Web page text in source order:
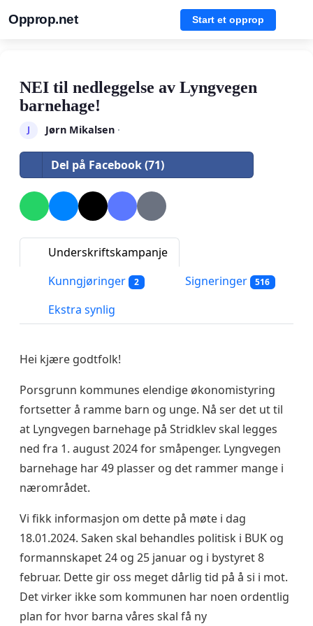
Opprop.net Start et opprop
NEI til nedleggelse av Lyngvegen
barnehage!
J Jørn Mikalsen·
Del på Facebook (71)
Underskriftskampanje
Kunngjøringer
2 Signeringer 516
Ekstra synlig
Hei kjære godtfolk!
Porsgrunn kommunes elendige økonomistyring
fortsetter å ramme barn og unge. Nå ser det ut til
at Lyngvegen barnehage på Stridklev skal legges
ned fra 1. august 2024 for småpenger. Lyngvegen
barnehage har 49 plasser og det rammer mange i
nærområdet.
Vi fikk informasjon om dette på møte i dag
18.01.2024. Saken skal behandles politisk i BUK og
formannskapet 24 og 25 januar og i bystyret 8
februar. Dette gir oss meget dårlig tid på å si i mot.
Det virker ikke som kommunen har noen ordentlig
plan for hvor barna våres skal få ny